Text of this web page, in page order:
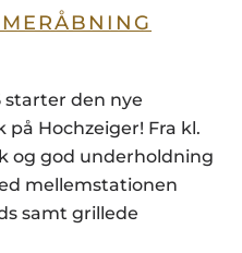
starter den nye
Hochzeiger! Fra kl.
og god underholdning
mellemstationen
samt grillede